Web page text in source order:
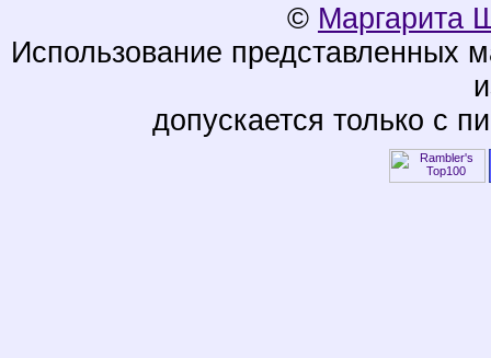
© Маргарита
Использование представленных
допускается только с